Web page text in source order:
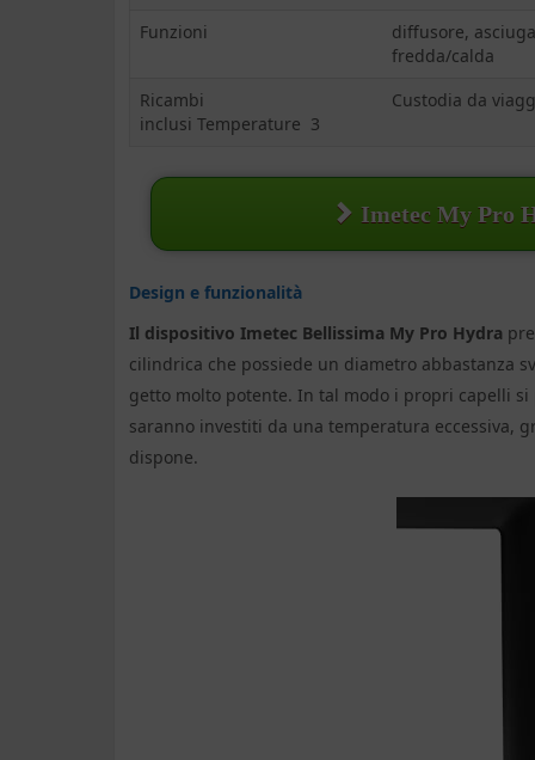
Funzioni
diffusore,
fredda/calda
Ricambi
inclusi Temperature 3
Custodia da
Imetec My Pro
Design e funzionalità
Il dispositivo Imetec Bellissima My Pro Hydra
cilindrica che possiede un diametro abbastanza
getto molto potente. In tal modo i propri capelli
saranno investiti da una temperatura eccessiva,
dispone.